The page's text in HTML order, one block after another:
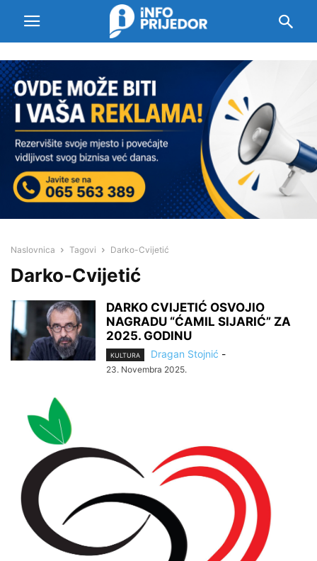
Naslovnica Tagovi Darko-Cvijetić
Darko-Cvijetić
DARKO CVIJETIĆ OSVOJIO
NAGRADU “ĆAMIL SIJARIĆ” ZA
2025. GODINU
KULTURA Dragan Stojnić -
23. Novembra 2025.